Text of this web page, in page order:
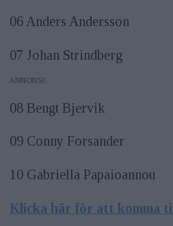
06 Anders Andersson
07 Johan Strindberg
ANNONS
08 Bengt Bjervik
09 Conny Forsander
10 Gabriella Papaioannou
Klicka här för att komma